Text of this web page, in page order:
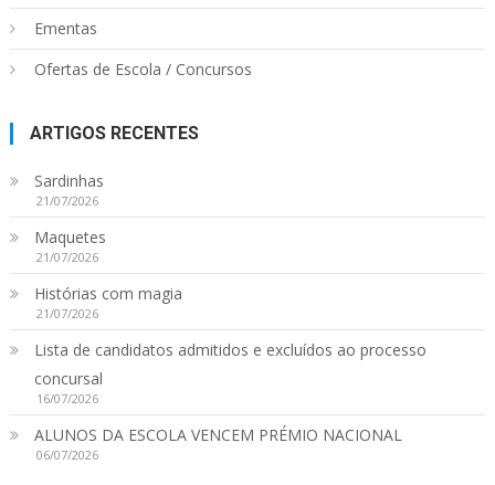
Ementas
Ofertas de Escola / Concursos
ARTIGOS RECENTES
Sardinhas
21/07/2026
Maquetes
21/07/2026
Histórias com magia
21/07/2026
Lista de candidatos admitidos e excluídos ao processo
concursal
16/07/2026
ALUNOS DA ESCOLA VENCEM PRÉMIO NACIONAL
06/07/2026